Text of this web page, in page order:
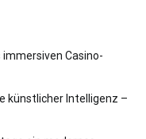
Casino-
künstlicher Intelligenz –